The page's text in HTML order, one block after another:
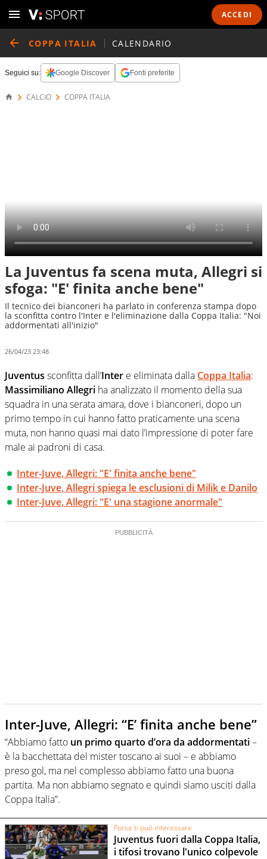
ACCEDI
COPPA ITALIA CALENDARIO
Seguici su: Google Discover Fonti preferite
CALCIO COPPA ITALIA
La Juventus fa scena muta, Allegri si
sfoga: "E' finita anche bene"
Il tecnico dei bianconeri ha parlato in conferenza stampa dopo
la sconfitta contro l'Inter e l'eliminazione dalla Coppa Italia: "Noi
addormentati all'inizio"
26/04/23 23:48
Juventus sconfitta dall’Inter e eliminata dalla Coppa Italia:
Massimiliano Allegri ha analizzato il momento della sua
squadra in una serata amara, dove i bianconeri, dopo un
primo tempo in cui hanno fatto praticamente una scena
muta, non hanno quasi mai dato l’impressione di poter fare
male ai padroni di casa.
Inter-Juve, Allegri: "E' finita anche bene"
Inter-Juve, Allegri spiega le esclusioni di Milik e Danilo
Inter-Juve, Allegri: "E' una stagione anormale"
Inter-Juve, Allegri: “E’ finita anche bene”
“Abbiamo fatto un primo quarto d’ora da addormentati–
è la bacchettata del mister toscano ai suoi – e abbiamo
preso gol, ma nel complesso abbiamo fatto una buona
partita. Ma non abbiamo segnato e quindi siamo usciti dalla
Coppa Italia”.
Forse ti può interessare
Juventus fuori dalla Coppa Italia,
i tifosi trovano l'unico colpevole